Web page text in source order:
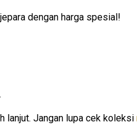
dengan harga spesial!
lanjut. Jangan lupa cek koleksi